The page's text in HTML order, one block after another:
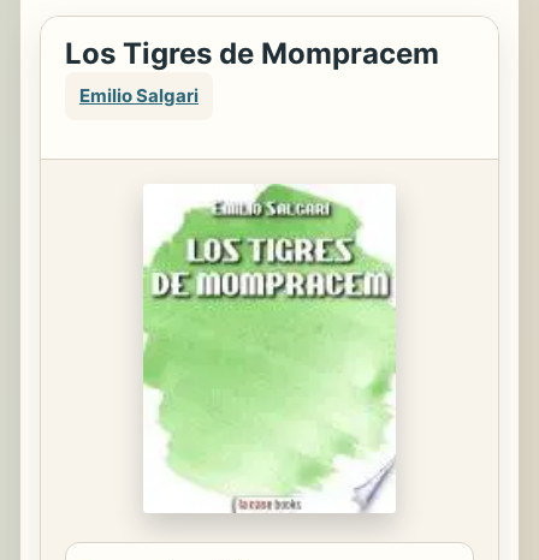
Los Tigres de Mompracem
Emilio Salgari